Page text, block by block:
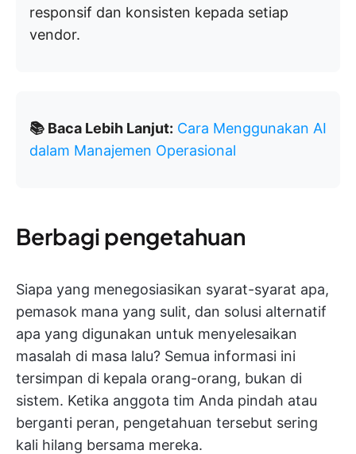
responsif dan konsisten kepada setiap
vendor.
📚 Baca Lebih Lanjut: Cara Menggunakan AI
dalam Manajemen Operasional
Berbagi pengetahuan
Siapa yang menegosiasikan syarat-syarat apa,
pemasok mana yang sulit, dan solusi alternatif
apa yang digunakan untuk menyelesaikan
masalah di masa lalu? Semua informasi ini
tersimpan di kepala orang-orang, bukan di
sistem. Ketika anggota tim Anda pindah atau
berganti peran, pengetahuan tersebut sering
kali hilang bersama mereka.